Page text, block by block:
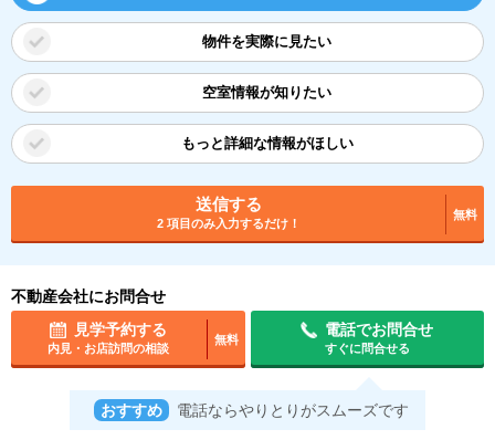
物件を実際に見たい
空室情報が知りたい
もっと詳細な情報がほしい
送信する
2 項目のみ入力するだけ！
無料
不動産会社にお問合せ
見学予約する
内見・お店訪問の相談
無料
電話でお問合せ
すぐに問合せる
おすすめ 電話ならやりとりがスムーズです